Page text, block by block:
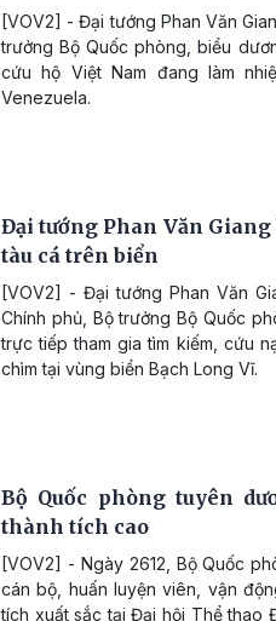
[VOV2] - Đại tướng Phan Văn
trưởng Bộ Quốc phòng, biểu
cứu hộ Việt Nam đang làm
Venezuela.
Đại tướng Phan Văn
tàu cá trên biển
[VOV2] - Đại tướng Phan Văn
Chính phủ, Bộ trưởng Bộ Quốc
trực tiếp tham gia tìm kiếm, cứu
chìm tại vùng biển Bạch Long Vĩ.
Bộ Quốc phòng tuyên
thành tích cao
[VOV2] - Ngày 2612, Bộ Quốc
cán bộ, huấn luyện viên, vận
tích xuất sắc tại Đại hội Thể thao